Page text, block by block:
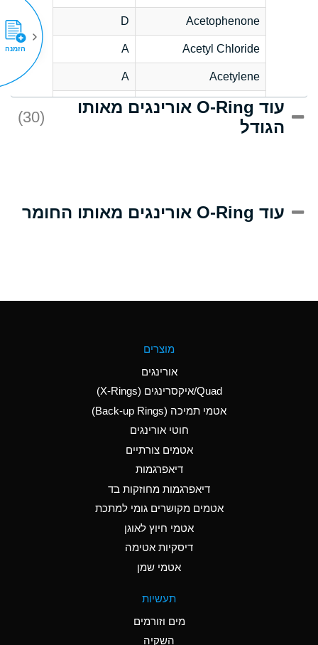
Acetophenone
D
Acetyl Chloride
A
Acetylene
A
Acrlylonitrile
C
Adipic Acid
(Aqueous)
Aluminum Nitrate
(Aqueous)
Aluminum Phosphate
Ammonia Anhydrous
D
Ammonia Gas (cold)
D
Ammonia Gas (hot)
עוד O-Ring אורינגים מאותו
הגודל
(30)
עוד O-Ring אורינגים מאותו החומר
מוצרים
אורינגים
Quad/איקסרינגים (X-Rings)
אטמי תמיכה (Back-up Rings)
חוטי אורינגים
אטמים צורתיים
דיאפרגמות
דיאפרגמות מחוזקות בד
אטמים מקושרים גומי למתכת
אטמי חיוץ לאוגן
דיסקיות אטימה
אטמי שמן
תעשיות
מים וזורמים
השקיה
הזמנה